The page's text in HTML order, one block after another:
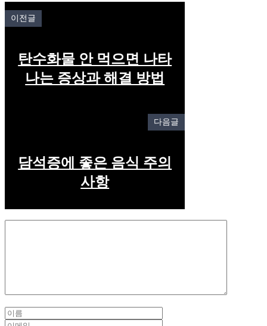
이전글
탄수화물 안 먹으면 나타
나는 증상과 해결 방법
다음글
담석증에 좋은 음식 주의
사항
Name